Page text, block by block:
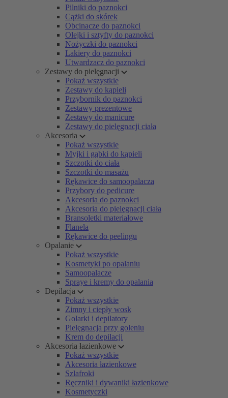
Pilniki do paznokci
Cążki do skórek
Obcinacze do paznokci
Olejki i sztyfty do paznokci
Nożyczki do paznokci
Lakiery do paznokci
Utwardzacz do paznokci
Zestawy do pielęgnacji
Pokaż wszystkie
Zestawy do kąpieli
Przybornik do paznokci
Zestawy prezentowe
Zestawy do manicure
Zestawy do pielęgnacji ciała
Akcesoria
Pokaż wszystkie
Myjki i gąbki do kąpieli
Szczotki do ciała
Szczotki do masażu
Rękawice do samoopalacza
Przybory do pedicure
Akcesoria do paznokci
Akcesoria do pielęgnacji ciała
Bransoletki materiałowe
Flanela
Rękawice do peelingu
Opalanie
Pokaż wszystkie
Kosmetyki po opalaniu
Samoopalacze
Spraye i kremy do opalania
Depilacja
Pokaż wszystkie
Zimny i ciepły wosk
Golarki i depilatory
Pielęgnacja przy goleniu
Krem do depilacji
Akcesoria łazienkowe
Pokaż wszystkie
Akcesoria łazienkowe
Szlafroki
Ręczniki i dywaniki łazienkowe
Kosmetyczki